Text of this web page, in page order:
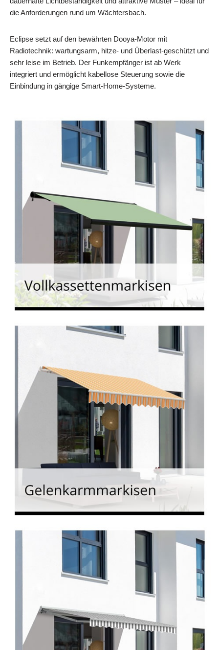
die Anforderungen rund um Wächtersbach.
Eclipse setzt auf den bewährten Dooya-Motor mit
Radiotechnik: wartungsarm, hitze- und Überlast-geschützt und
sehr leise im Betrieb. Der Funkempfänger ist ab Werk
integriert und ermöglicht kabellose Steuerung sowie die
Einbindung in gängige Smart-Home-Systeme.